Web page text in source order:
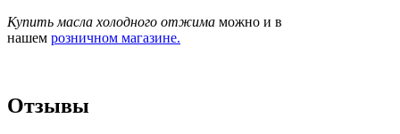
Купить масла холодного отжима можно и в
нашем розничном магазине.
Отзывы